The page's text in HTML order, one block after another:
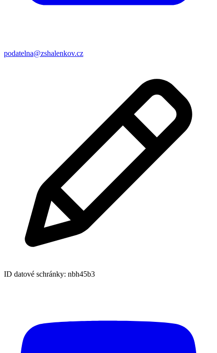
podatelna@zshalenkov.cz
ID datové schránky: nbh45b3